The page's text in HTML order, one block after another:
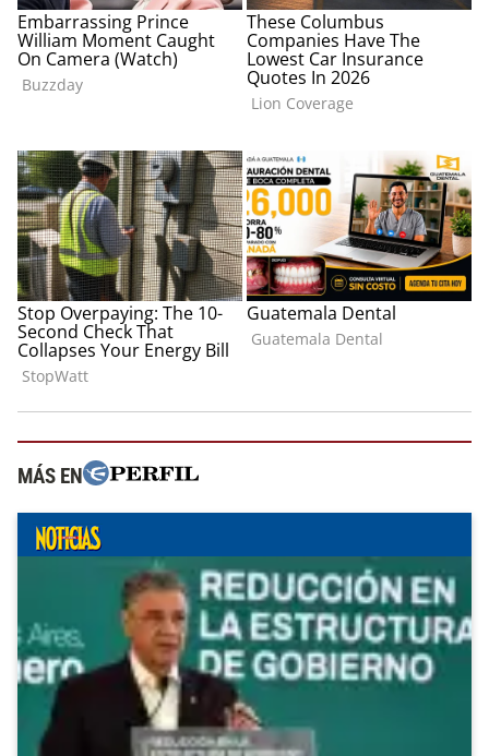
MÁS EN